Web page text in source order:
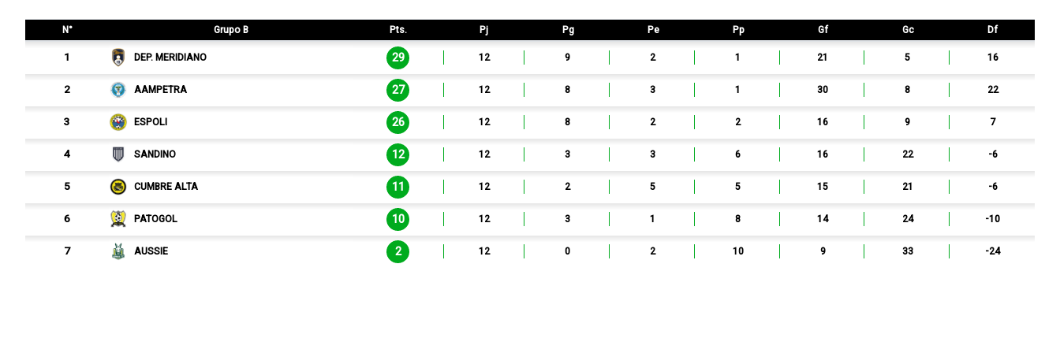
N° Grupo B Pts. Pj Pg Pe Pp Gf Gc Df
1 DEP. MERIDIANO 29 12 9 2 1 21 5 16
2 AAMPETRA 27 12 8 3 1 30 8 22
3 ESPOLI 26 12 8 2 2 16 9 7
4 SANDINO 12 12 3 3 6 16 22 -6
5 CUMBRE ALTA 11 12 2 5 5 15 21 -6
6 PATOGOL 10 12 3 1 8 14 24 -10
7 AUSSIE 2 12 0 2 10 9 33 -24